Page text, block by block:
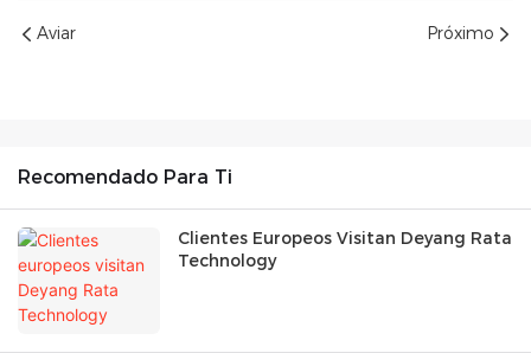
Aviar Próximo
Recomendado Para Ti
Clientes Europeos Visitan Deyang Rata
Technology